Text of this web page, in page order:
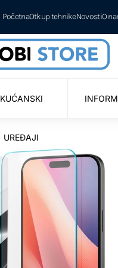
PočetnaOtkup tehnikeNovostiO
KUĆANSKI
UREĐAJI